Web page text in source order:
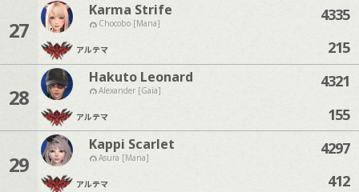
27
Karma Strife
Chocobo [Mana]
アルテマ
4335
215
28
Hakuto Leonard
Alexander [Gaia]
アルテマ
4321
155
29
Kappi Scarlet
Asura [Mana]
アルテマ
4297
412